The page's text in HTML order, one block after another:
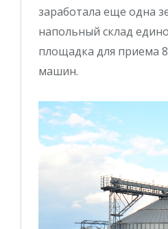
заработала еще одна
напольный склад
площадка для приема
машин.